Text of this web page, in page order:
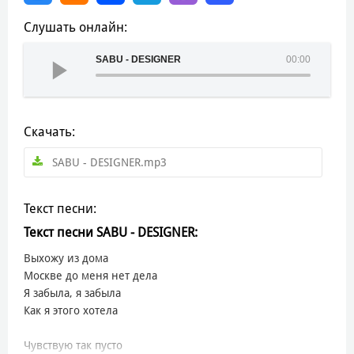
Слушать онлайн:
00:00
SABU - DESIGNER
Скачать:
SABU - DESIGNER.mp3
Текст песни:
Текст песни SABU - DESIGNER:
Выхожу из дома
Москве до меня нет дела
Я забыла, я забыла
Как я этого хотела
Чувствую так пусто